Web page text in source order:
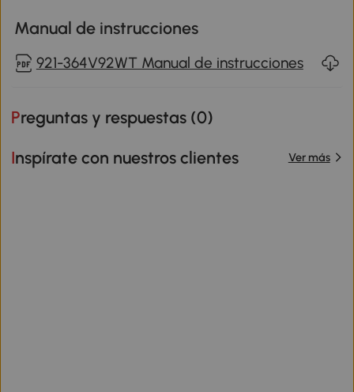
Manual de instrucciones
921-364V92WT Manual de instrucciones
Preguntas y respuestas (0)
Inspírate con nuestros clientes Ver más